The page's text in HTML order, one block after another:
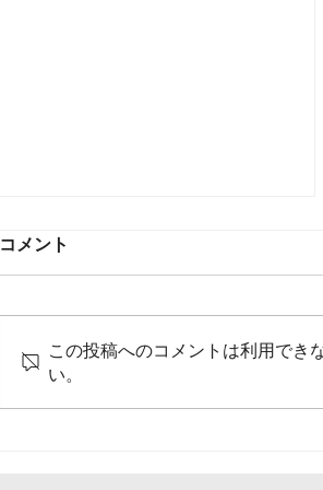
[中国] 2021年11月経済データ
コメント
この投稿へのコメントは利用でき
い。